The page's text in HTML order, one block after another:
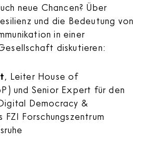
neue Chancen? Über
und die Bedeutung von
in einer
diskutieren:
, Leiter House of
und Senior Expert für den
Democracy &
Forschungszentrum